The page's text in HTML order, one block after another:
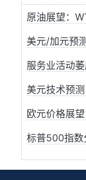
原油展望：
美元/加元预
服务业活动
美元技术预
欧元价格展
标普500指数